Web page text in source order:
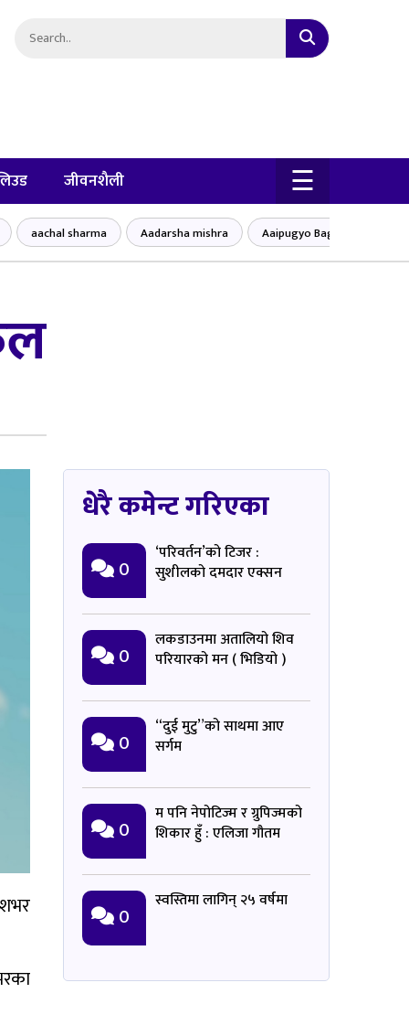
☰
जीवनशैली
aachal sharma Aadarsha mishra Aaipugyo Baglung bajar
धेरै कमेन्ट गरिएका
0
‘परिवर्तन’को टिजर :
सुशीलको दमदार एक्सन
0
लकडाउनमा अतालियो शिव
परियारको मन ( भिडियो )
0
“दुई मुटु”को साथमा आए
सर्गम
0
म पनि नेपोटिज्म र ग्रुपिज्मको
शिकार हुँ : एलिजा गौतम
0
स्वस्तिमा लागिन् २५ वर्षमा